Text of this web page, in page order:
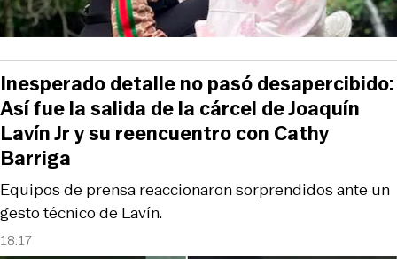
18:17
Equipos de prensa reaccionaron sorprendidos ante un
gesto técnico de Lavín.
Inesperado detalle no pasó desapercibido:
Así fue la salida de la cárcel de Joaquín
Lavín Jr y su reencuentro con Cathy
Barriga